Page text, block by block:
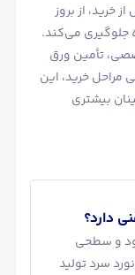
از بروز
جلوگیری می‌کند.
تأمین ورق
مراحل خرید، این
بیشتری
دارد؟
و سطحی
سرد تولید